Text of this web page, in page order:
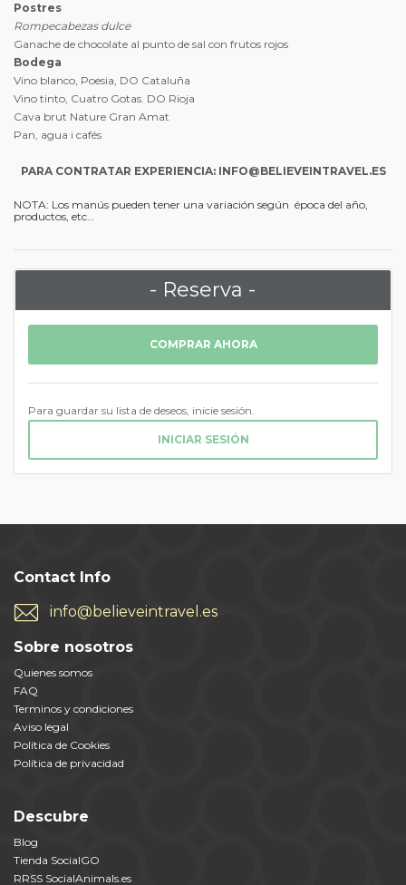
Postres
Rompecabezas dulce
Ganache de chocolate al punto de sal con frutos rojos
Bodega
Vino blanco, Poesia, DO Cataluña
Vino tinto, Cuatro Gotas. DO Rioja
Cava brut Nature Gran Amat
Pan, agua i cafés
PARA CONTRATAR EXPERIENCIA: INFO@BELIEVEINTRAVEL.ES
NOTA: Los manús pueden tener una variación según época del año,
productos, etc…
- Reserva -
COMPRAR AHORA
Para guardar su lista de deseos, inicie sesión.
INICIAR SESIÓN
Contact Info
info@believeintravel.es
Sobre nosotros
Quienes somos
FAQ
Terminos y condiciones
Aviso legal
Política de Cookies
Política de privacidad
Descubre
Blog
Tienda SocialGO
RRSS SocialAnimals.es